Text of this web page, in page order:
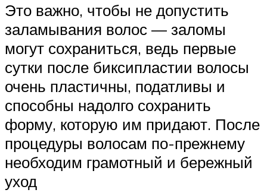
Это важно, чтобы не допустить
заламывания волос — заломы
могут сохраниться, ведь первые
сутки после биксипластии волосы
очень пластичны, податливы и
способны надолго сохранить
форму, которую им придают. После
процедуры волосам по-прежнему
необходим грамотный и бережный
уход